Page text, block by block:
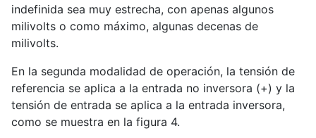
indefinida sea muy estrecha, con apenas algunos
milivolts o como máximo, algunas decenas de
milivolts.
En la segunda modalidad de operación, la tensión de
referencia se aplica a la entrada no inversora (+) y la
tensión de entrada se aplica a la entrada inversora,
como se muestra en la figura 4.